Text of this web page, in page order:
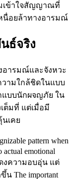
เข้าใจสัญญาณที่
นื่อยล้าทางอารมณ์
ธ์จริง
อารมณ์และจังหวะ
ามใกล้ชิดในแบบ
แบบนักผจญภัย ใน
ต็มที่ แต่เมื่อมี
เคย
pattern when
actual emotional
ดงความอบอุ่น แต่
The important